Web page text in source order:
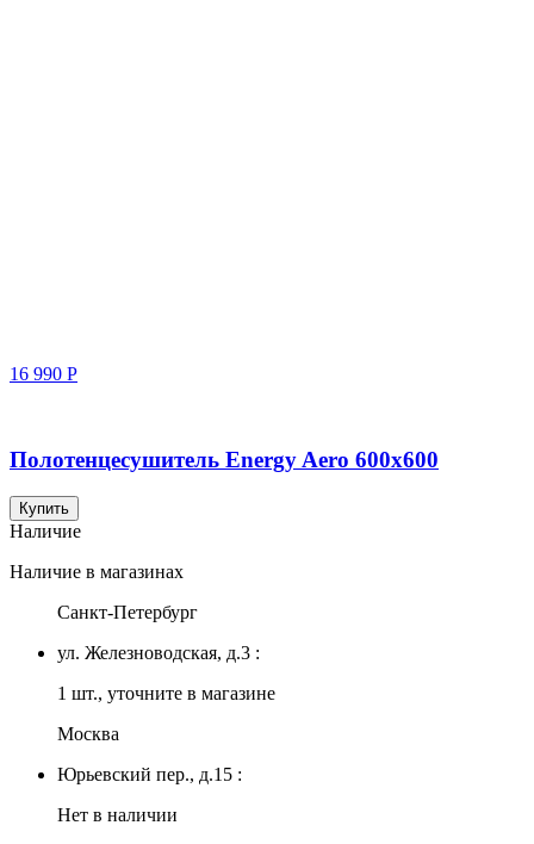
16 990 Р
Полотенцесушитель Energy Aero 600x600
Купить
Наличие
Наличие в магазинах
Санкт-Петербург
ул. Железноводская, д.3 :
1 шт., уточните в магазине
Москва
Юрьевский пер., д.15 :
Нет в наличии